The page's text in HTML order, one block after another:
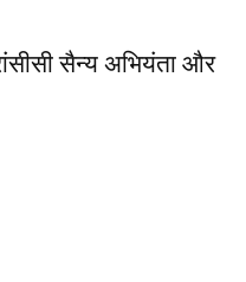
सैन्य अभियंता और